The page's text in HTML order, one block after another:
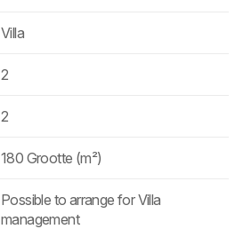
Villa
2
2
180 Grootte (m²)
Possible to arrange for Villa
management